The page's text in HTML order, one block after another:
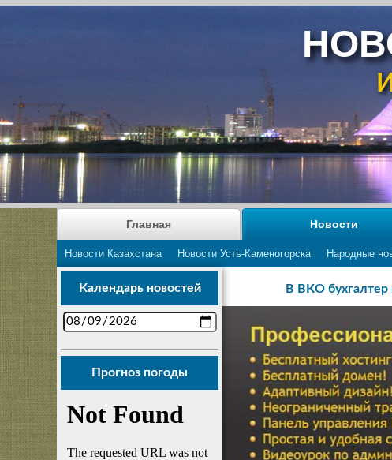
Главная Новости
Новости Казахстана Новости Усть-Каменогорска Народные
Календарь новостей
Прогноз погоды
В ВКО бухгалтер